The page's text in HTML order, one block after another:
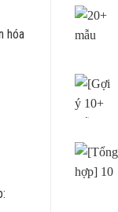
hóa